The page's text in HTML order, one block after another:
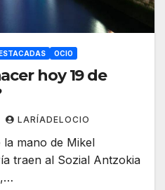
OCIO
hoy 19 de
LARÍADELOCIO
la mano de Mikel
traen al Sozial Antzokia